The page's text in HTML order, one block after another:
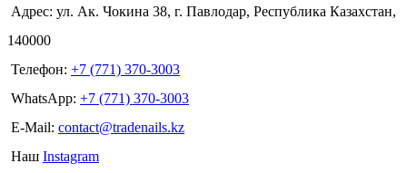
Адрес: ул. Ак. Чокина 38, г. Павлодар, Республика Казахстан,
140000
Телефон: +7 (771) 370-3003
WhatsApp: +7 (771) 370-3003
E-Mail: contact@tradenails.kz
Наш Instagram